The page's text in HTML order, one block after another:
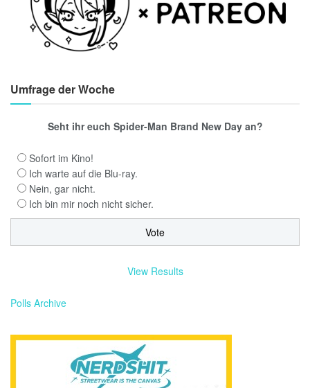
Umfrage der Woche
Seht ihr euch Spider-Man Brand New Day an?
Sofort im Kino!
Ich warte auf die Blu-ray.
Nein, gar nicht.
Ich bin mir noch nicht sicher.
View Results
Polls Archive